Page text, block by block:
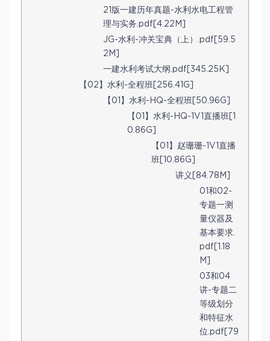
21版一建历年真题-水利水电工程管
理与实务.pdf[4.22M]
JG-水利-冲关宝典（上）.pdf[59.5
2M]
一建水利考试大纲.pdf[345.25K]
【02】水利-全程班[256.41G]
【01】水利-HQ-全程班[50.96G]
【01】水利-HQ-1V1直播班[1
0.86G]
【01】赵珊珊-1V1直播
班[10.86G]
讲义[84.78M]
01和02-
专题一测
量仪器及
基本要求.
pdf[1.18
M]
03和04
讲-专题二
等级划分
和特征水
位.pdf[79